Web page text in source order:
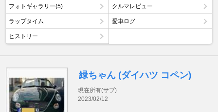
フォトギャラリー(5) クルマレビュー
ラップタイム 愛車ログ
ヒストリー
緑ちゃん (ダイハツ コペン)
現在所有(サブ)
2023/02/12